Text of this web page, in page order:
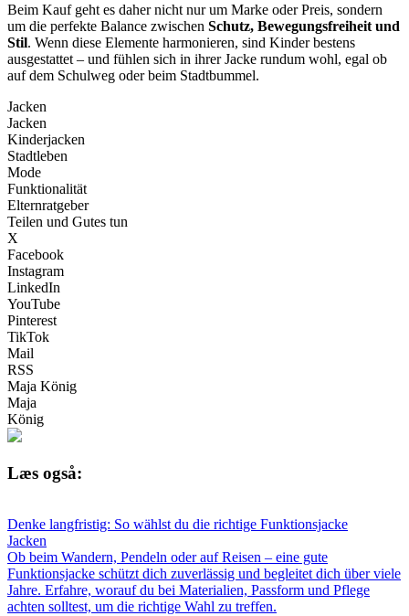
Beim Kauf geht es daher nicht nur um Marke oder Preis, sondern
um die perfekte Balance zwischen Schutz, Bewegungsfreiheit und
Stil. Wenn diese Elemente harmonieren, sind Kinder bestens
ausgestattet – und fühlen sich in ihrer Jacke rundum wohl, egal ob
auf dem Schulweg oder beim Stadtbummel.
Jacken
Jacken
Kinderjacken
Stadtleben
Mode
Funktionalität
Elternratgeber
Teilen und Gutes tun
X
Facebook
Instagram
LinkedIn
YouTube
Pinterest
TikTok
Mail
RSS
Maja König
Maja
König
Læs også:
Denke langfristig: So wählst du die richtige Funktionsjacke
Jacken
Ob beim Wandern, Pendeln oder auf Reisen – eine gute
Funktionsjacke schützt dich zuverlässig und begleitet dich über viele
Jahre. Erfahre, worauf du bei Materialien, Passform und Pflege
achten solltest, um die richtige Wahl zu treffen.